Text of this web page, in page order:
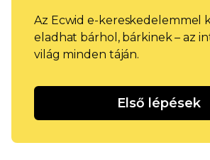
Az Ecwid e-kereskedelemmel
eladhat bárhol, bárkinek – az
világ minden táján.
Első lépések